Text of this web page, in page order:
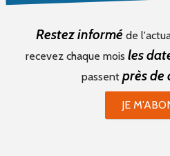
Restez informé de
recevez chaque mois les
passent près de
JE